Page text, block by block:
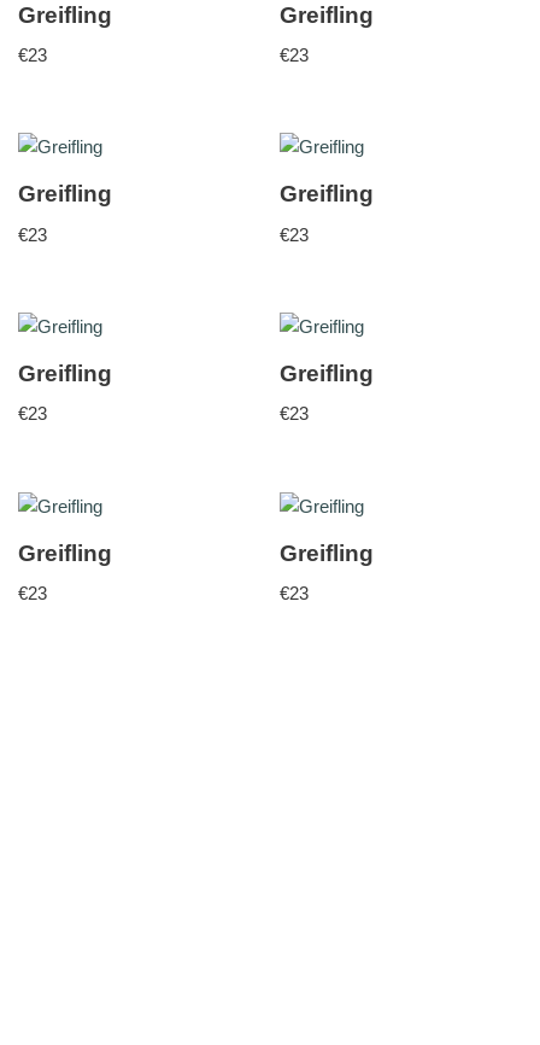
Greifling
€23
Greifling
€23
Greifling
€23
Greifling
€23
Greifling
€23
Greifling
€23
Greifling
€23
Greifling
€23